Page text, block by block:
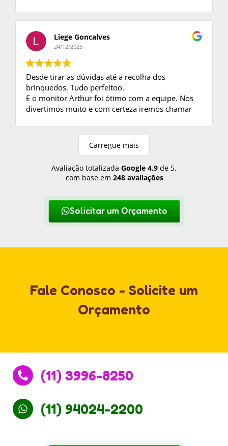
Só tenho a agradecer, as crianças se divertiram
muito com os brinquedos e o monitor foi ótimo.
Liege Goncalves
24/12/2025
Desde tirar as dúvidas até a recolha dos
brinquedos. Tudo perfeitoo.
E o monitor Arthur foi ótimo com a equipe. Nos
divertimos muito e com certeza iremos chamar
Carregue mais
Avaliação totalizada Google 4.9de 5,
com base em 248 avaliações
Solicitar um Orçamento
Fale Conosco - Solicite um
Orçamento
(11) 3996-8250
(11) 94024-2200